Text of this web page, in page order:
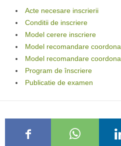
Acte necesare inscrierii
Conditii de inscriere
Model cerere inscriere
Model recomandare
Model recomandare
Program de înscriere
Publicatie de examen